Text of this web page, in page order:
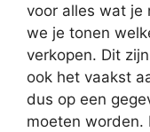
voor alles wat je
we je tonen
verkopen. Dit
ook het vaakst
dus op een
moeten worden.